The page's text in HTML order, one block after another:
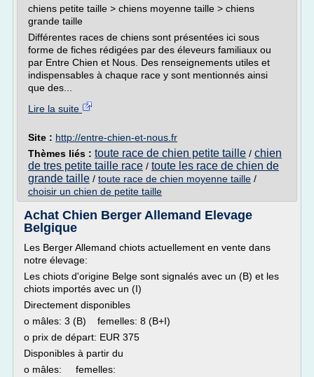
chiens petite taille > chiens moyenne taille > chiens
grande taille
Différentes races de chiens sont présentées ici sous
forme de fiches rédigées par des éleveurs familiaux ou
par Entre Chien et Nous. Des renseignements utiles et
indispensables à chaque race y sont mentionnés ainsi
que des...
Lire la suite
Site : http://entre-chien-et-nous.fr
Thèmes liés : toute race de chien petite taille / chien
de tres petite taille race / toute les race de chien de
grande taille / toute race de chien moyenne taille /
choisir un chien de petite taille
Achat Chien Berger Allemand Elevage
Belgique
Les Berger Allemand chiots actuellement en vente dans
notre élevage:
Les chiots d'origine Belge sont signalés avec un (B) et les
chiots importés avec un (I)
Directement disponibles
o mâles: 3 (B) femelles: 8 (B+I)
o prix de départ: EUR 375
Disponibles à partir du
o mâles: femelles: